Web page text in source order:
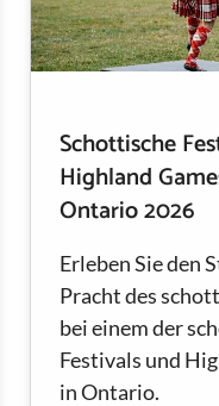
Schottische
Highland
Ontario 2026
Erleben Sie den
Pracht des
bei einem der
Festivals und
in Ontario.